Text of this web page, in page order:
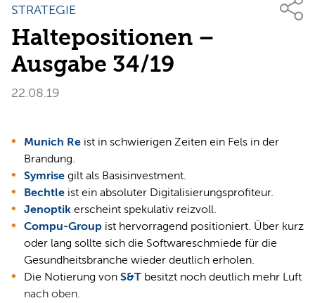
STRATEGIE
Haltepositionen –
Ausgabe 34/19
22.08.19
Munich Re ist in schwierigen Zeiten ein Fels in der
Brandung.
Symrise gilt als Basisinvestment.
Bechtle ist ein absoluter Digitalisierungsprofiteur.
Jenoptik erscheint spekulativ reizvoll.
Compu-Group ist hervorragend positioniert. Über kurz
oder lang sollte sich die Softwareschmiede für die
Gesundheitsbranche wieder deutlich erholen.
Die Notierung von S&T besitzt noch deutlich mehr Luft
nach oben.